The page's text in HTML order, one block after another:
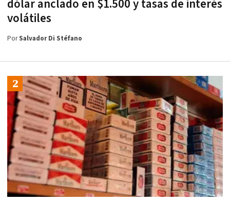
dólar anclado en $1.500 y tasas de interés
volátiles
PorSalvador Di Stéfano